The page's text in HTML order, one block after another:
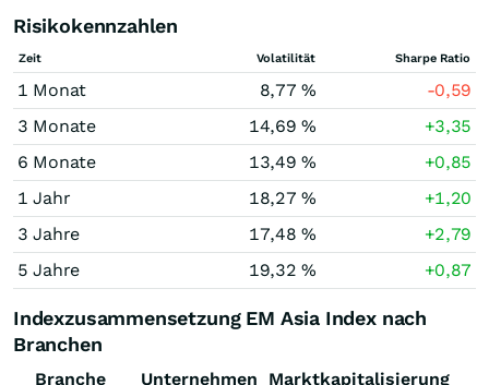
Risikokennzahlen
Zeit Volatilität Sharpe Ratio
1 Monat 8,77 %
-0,59
3 Monate
14,69 %
+3,35
6 Monate
13,49 %
+0,85
1 Jahr
18,27 %
+1,20
3 Jahre
17,48 %
+2,79
5 Jahre
19,32 % +0,87
Indexzusammensetzung EM Asia Index nach
Branchen
Branche Unternehmen Marktkapitalisierung